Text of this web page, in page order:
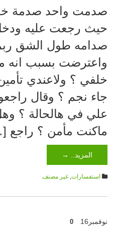
صدمت واحد صدمة
حيث رجعت عليه
واعترضت بسبب انه
خلفي ؟ ولاعندي
جاء نجم ؟ وقال
علي في هالحالة ؟
ماكنت مأمن ؟ راجع
المزيد.. →
استفسارات, غير مصنف
نوفمبر 16
0